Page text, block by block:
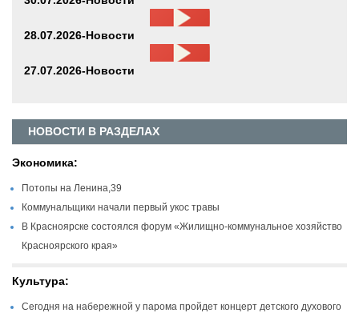
28.07.2026-Новости
27.07.2026-Новости
НОВОСТИ В РАЗДЕЛАХ
Экономика:
Потопы на Ленина,39
Коммунальщики начали первый укос травы
В Красноярске состоялся форум «Жилищно-коммунальное хозяйство
Красноярского края»
Культура:
Сегодня на набережной у парома пройдет концерт детского духового